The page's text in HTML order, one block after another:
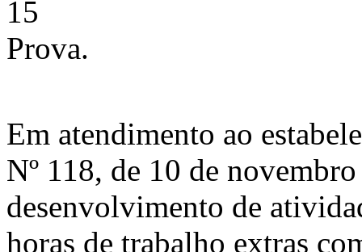
15
Prova.
Em atendimento ao
Nº 118, de 10 de
desenvolvimento de
horas de trabalho extras